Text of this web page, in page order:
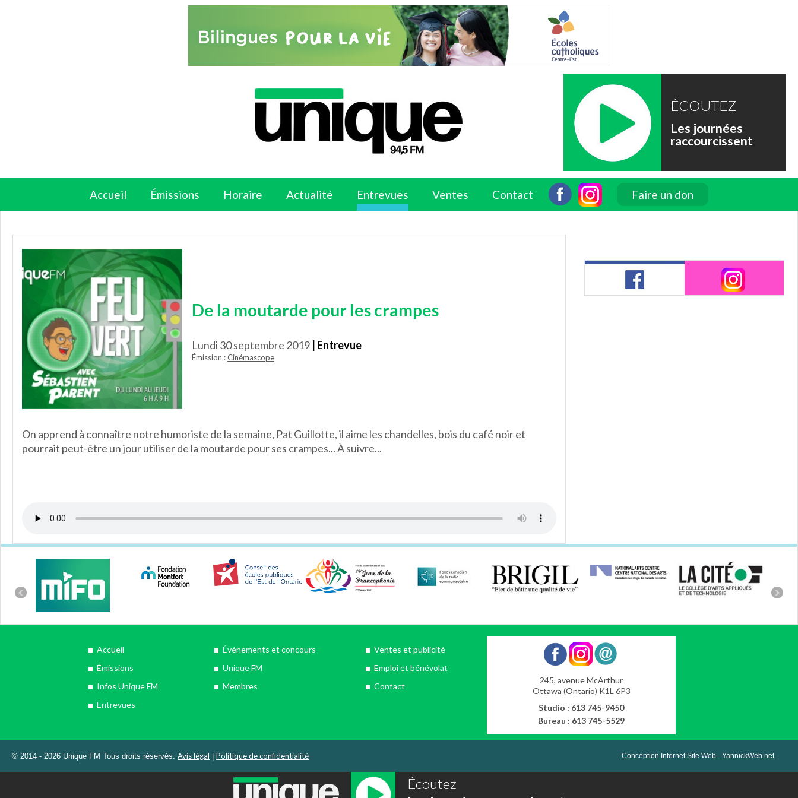
ÉCOUTEZ
Les journées
raccourcissent
Accueil Émissions Horaire Actualité Entrevues Ventes Contact Faire un don
De la moutarde pour les crampes
Lundi 30 septembre 2019 | Entrevue
Émission :Cinémascope
On apprend à connaître notre humoriste de la semaine, Pat Guillotte, il aime les chandelles, bois du café noir et
pourrait peut-être un jour utiliser de la moutarde pour ses crampes... À suivre...
Accueil
Émissions
Infos Unique FM
Entrevues
Événements et concours
Unique FM
Membres
Ventes et publicité
Emploi et bénévolat
Contact
245, avenue McArthur
Ottawa (Ontario) K1L 6P3
Studio : 613 745-9450
Bureau : 613 745-5529
© 2014 - 2026 Unique FM Tous droits réservés.Avis légal Politique de confidentialité Conception Internet Site Web - YannickWeb.net
Écoutez